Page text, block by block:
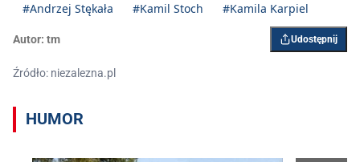
#Andrzej Stękała
#Kamil Stoch #Kamila Karpiel
Autor: tm Udostępnij
Źródło: niezalezna.pl
HUMOR